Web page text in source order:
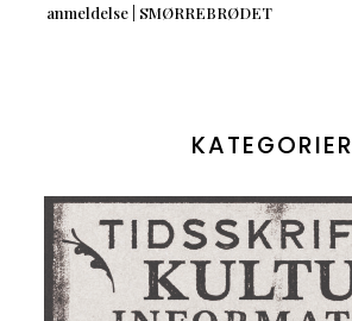
anmeldelse | SMØRREBRØDET
KATEGORIER